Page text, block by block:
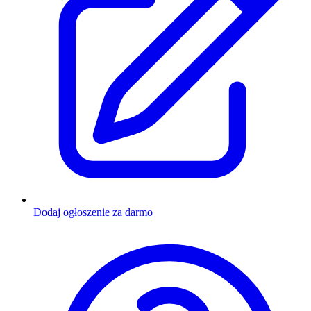
Dodaj ogłoszenie za darmo